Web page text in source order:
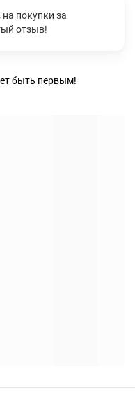
на покупки за
отзыв!
быть первым!